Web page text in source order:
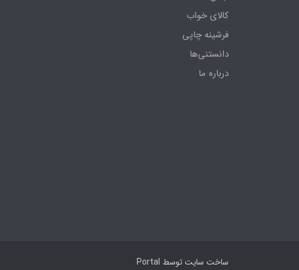
کالای خواب
فرشینه چاپی
دانستنی‌ها
درباره ما
ساخت سایت توسط Portal